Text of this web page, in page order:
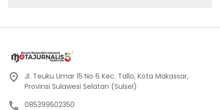
Jl. Teuku Umar 15 No 6 Kec. Tallo, Kota Makassar,
Provinsi Sulawesi Selatan (Sulsel)
085399502350